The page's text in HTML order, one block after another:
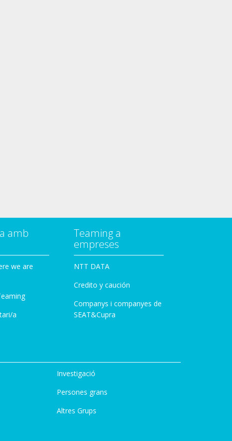
amb
we are
a
Teaming a
empreses
NTT DATA
Credito y caución
Companys i companyes de
SEAT&Cupra
Investigació
Persones grans
Altres Grups